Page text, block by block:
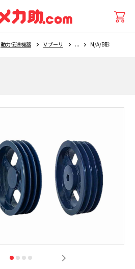
動力伝達機器 Ｖプーリ ... M/A/B形